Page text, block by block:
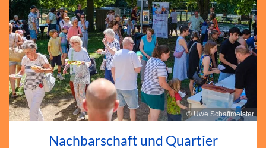
© Uwe Schaffmeister
Nachbarschaft und Quartier